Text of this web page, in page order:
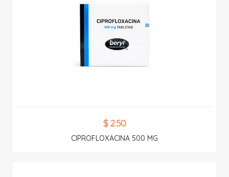
$ 2.50
CIPROFLOXACINA 500 MG